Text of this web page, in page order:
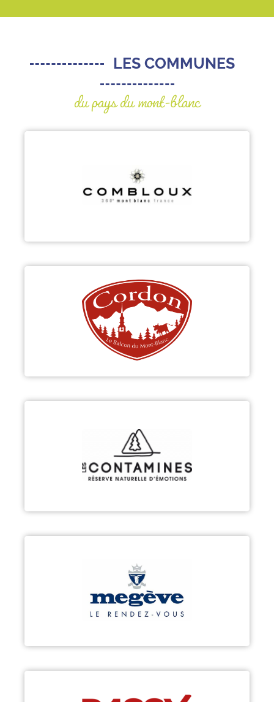
LES COMMUNES
du pays du mont-blanc
COMBLOUX
Découvrir
CORDON
Découvrir
LES CONTAMINES-MONTJOIE
Découvrir
MEGÈVE
Découvrir